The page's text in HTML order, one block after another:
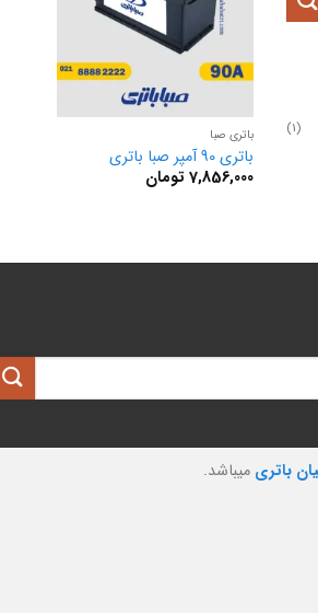
(1) باتری صبا
باتری 90 آمپر صبا باتری
7,856,000 تومان
باتری میباشد.